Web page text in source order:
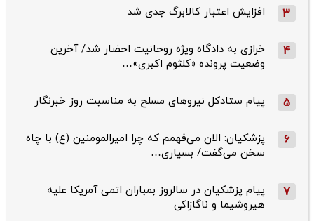
3 افزایش اعتبار کالابرگ جدی شد
4
خرازی به دادگاه ویژه روحانیت احضار شد/ آخرین
وضعیت پرونده «کلثوم اکبری»…
5 پیام ستادکل نیروهای مسلح به مناسبت روز خبرنگار
6
پزشکیان: الان می‌فهمم که چرا امیرالمومنین (ع) با چاه
سخن می‌گفت/ بسیاری…
7
پیام پزشکیان در سالروز بمباران اتمی آمریکا علیه
هیروشیما و ناگازاکی